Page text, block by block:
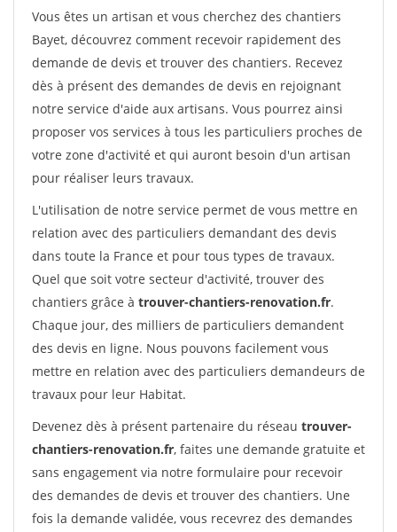
Vous êtes un artisan et vous cherchez des chantiers
Bayet, découvrez comment recevoir rapidement des
demande de devis et trouver des chantiers. Recevez
dès à présent des demandes de devis en rejoignant
notre service d'aide aux artisans. Vous pourrez ainsi
proposer vos services à tous les particuliers proches de
votre zone d'activité et qui auront besoin d'un artisan
pour réaliser leurs travaux.
L'utilisation de notre service permet de vous mettre en
relation avec des particuliers demandant des devis
dans toute la France et pour tous types de travaux.
Quel que soit votre secteur d'activité, trouver des
chantiers grâce à trouver-chantiers-renovation.fr.
Chaque jour, des milliers de particuliers demandent
des devis en ligne. Nous pouvons facilement vous
mettre en relation avec des particuliers demandeurs de
travaux pour leur Habitat.
Devenez dès à présent partenaire du réseau trouver-
chantiers-renovation.fr, faites une demande gratuite et
sans engagement via notre formulaire pour recevoir
des demandes de devis et trouver des chantiers. Une
fois la demande validée, vous recevrez des demandes